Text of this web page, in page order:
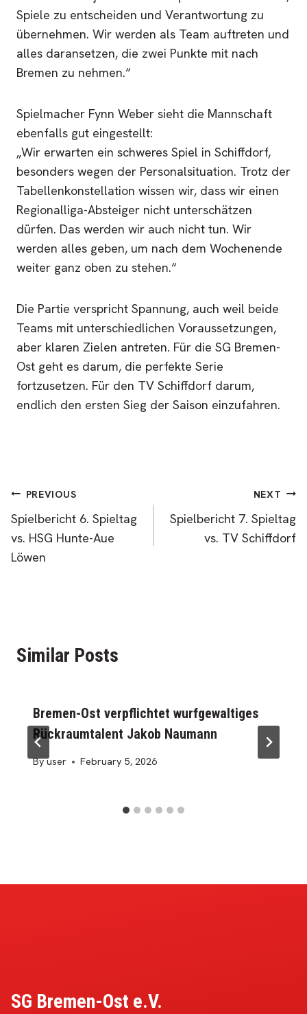
Spiele zu entscheiden und Verantwortung zu
übernehmen. Wir werden als Team auftreten und
alles daransetzen, die zwei Punkte mit nach
Bremen zu nehmen.“
Spielmacher Fynn Weber sieht die Mannschaft
ebenfalls gut eingestellt:
„Wir erwarten ein schweres Spiel in Schiffdorf,
besonders wegen der Personalsituation. Trotz der
Tabellenkonstellation wissen wir, dass wir einen
Regionalliga-Absteiger nicht unterschätzen
dürfen. Das werden wir auch nicht tun. Wir
werden alles geben, um nach dem Wochenende
weiter ganz oben zu stehen.“
Die Partie verspricht Spannung, auch weil beide
Teams mit unterschiedlichen Voraussetzungen,
aber klaren Zielen antreten. Für die SG Bremen-
Ost geht es darum, die perfekte Serie
fortzusetzen. Für den TV Schiffdorf darum,
endlich den ersten Sieg der Saison einzufahren.
Post
navigation
PREVIOUS
Spielbericht 6. Spieltag
vs. HSG Hunte-Aue
Löwen
NEXT
Spielbericht 7. Spieltag
vs. TV Schiffdorf
Similar Posts
Bremen-Ost verpflichtet wurfgewaltiges
Rückraumtalent Jakob Naumann
Byuser February 5, 2026
SG Bremen-Ost e.V.